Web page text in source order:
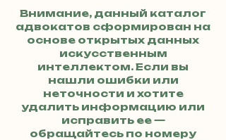
Внимание, данный каталог
адвокатов сформирован на
основе открытых данных
искусственным
интеллектом. Если вы
нашли ошибки или
неточности и хотите
удалить информацию или
исправить ее —
обращайтесь по номеру